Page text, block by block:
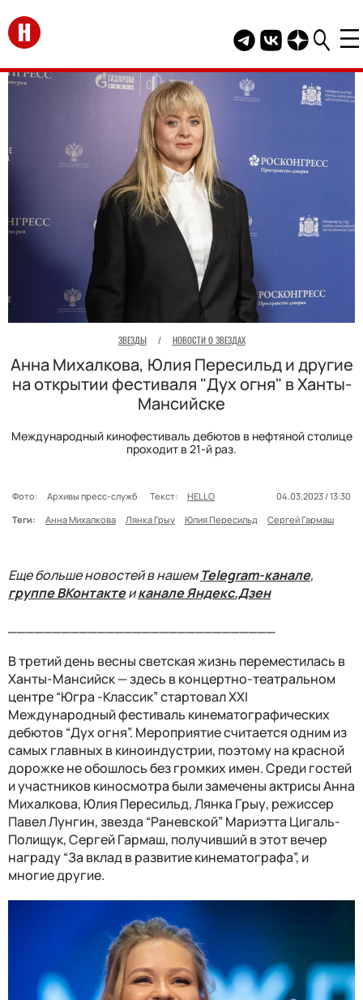
Перейти на главную
Telegram канал
Группа HELLO
Канал
ЗВЕЗДЫ / НОВОСТИ О ЗВЕЗДАХ
Анна Михалкова, Юлия Пересильд и другие
на открытии фестиваля "Дух огня" в Ханты-
Мансийске
Международный кинофестиваль дебютов в нефтяной столице
проходит в 21-й раз.
Фото: Архивы пресс-служб Текст: HELLO
04.03.2023 / 13:30
Теги:
Анна Михалкова Лянка Грыу Юлия Пересильд Сергей Гармаш
Еще больше новостей в нашемTelegram-канале,
группе ВКонтактеиканале Яндекс.Дзен
В третий день весны светская жизнь переместилась в
Ханты-Мансийск — здесь в концертно-театральном
центре “Югра -Классик” стартовал XXI
Международный фестиваль кинематографических
дебютов “Дух огня”. Мероприятие считается одним из
самых главных в киноиндустрии, поэтому на красной
дорожке не обошлось без громких имен. Среди гостей
и участников киносмотра были замечены актрисы Анна
Михалкова, Юлия Пересильд, Лянка Грыу, режиссер
Павел Лунгин, звезда “Раневской” Мариэтта Цигаль-
Полищук, Сергей Гармаш, получивший в этот вечер
награду “За вклад в развитие кинематографа”, и
многие другие.